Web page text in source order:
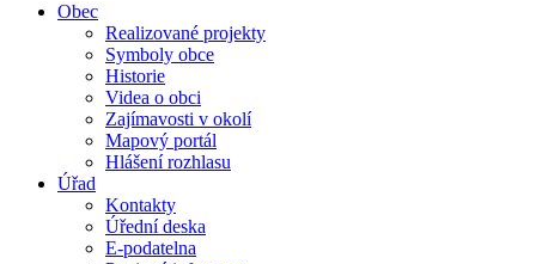
Obec
Realizované projekty
Symboly obce
Historie
Videa o obci
Zajímavosti v okolí
Mapový portál
Hlášení rozhlasu
Úřad
Kontakty
Úřední deska
E-podatelna